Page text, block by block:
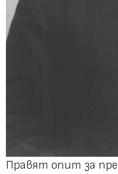
Правят опит за